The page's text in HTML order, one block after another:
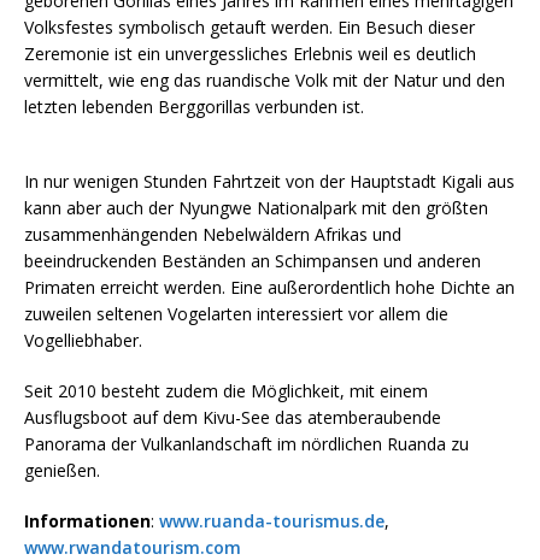
Volksfestes symbolisch getauft werden. Ein Besuch dieser
Zeremonie ist ein unvergessliches Erlebnis weil es deutlich
vermittelt, wie eng das ruandische Volk mit der Natur und den
letzten lebenden Berggorillas verbunden ist.
In nur wenigen Stunden Fahrtzeit von der Hauptstadt Kigali aus
kann aber auch der Nyungwe Nationalpark mit den größten
zusammenhängenden Nebelwäldern Afrikas und
beeindruckenden Beständen an Schimpansen und anderen
Primaten erreicht werden. Eine außerordentlich hohe Dichte an
zuweilen seltenen Vogelarten interessiert vor allem die
Vogelliebhaber.
Seit 2010 besteht zudem die Möglichkeit, mit einem
Ausflugsboot auf dem Kivu-See das atemberaubende
Panorama der Vulkanlandschaft im nördlichen Ruanda zu
genießen.
Informationen: www.ruanda-tourismus.de,
www.rwandatourism.com